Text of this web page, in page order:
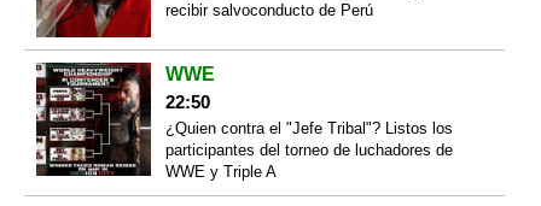
recibir salvoconducto de Perú
WWE
22:50
¿Quien contra el "Jefe Tribal"? Listos los
participantes del torneo de luchadores de
WWE y Triple A